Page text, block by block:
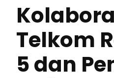
Telkom
5 dan